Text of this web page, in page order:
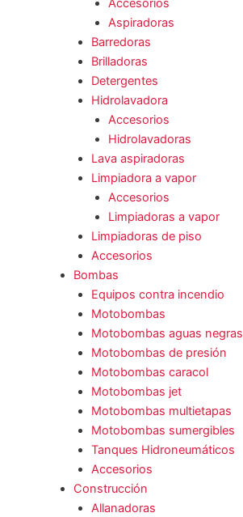
Accesorios
Aspiradoras
Barredoras
Brilladoras
Detergentes
Hidrolavadora
Accesorios
Hidrolavadoras
Lava aspiradoras
Limpiadora a vapor
Accesorios
Limpiadoras a vapor
Limpiadoras de piso
Accesorios
Bombas
Equipos contra incendio
Motobombas
Motobombas aguas negras
Motobombas de presión
Motobombas caracol
Motobombas jet
Motobombas multietapas
Motobombas sumergibles
Tanques Hidroneumáticos
Accesorios
Construcción
Allanadoras